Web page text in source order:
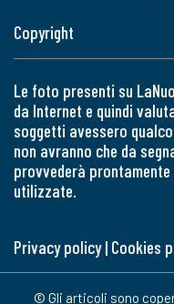
Copyright
Le foto presenti su
da Internet e quindi
soggetti avessero
non avranno che da
provvederà
utilizzate.
Privacy policy| Cookies
© Gli articoli sono